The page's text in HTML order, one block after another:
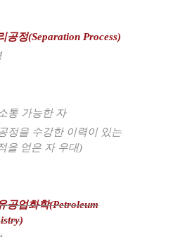
공정(Separation Process)
통 가능한 자
정을 수강한 이력이 있는
을 얻은 자 우대)
공업화학(Petroleum